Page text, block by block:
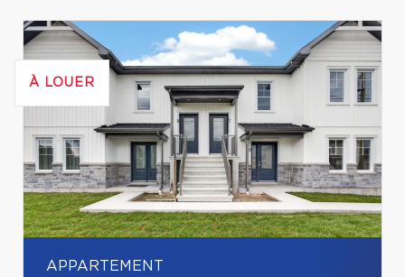
À LOUER
APPARTEMENT